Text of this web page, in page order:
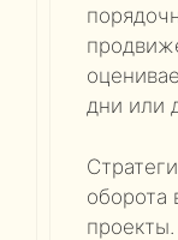
дни или
оборота
проекты.